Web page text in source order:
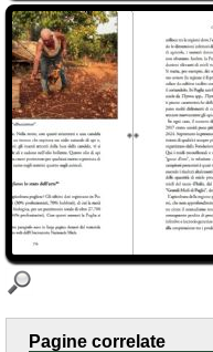
Pagine correlate